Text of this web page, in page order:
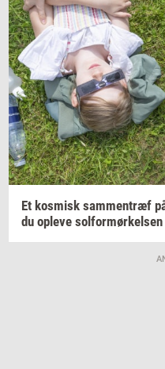
Et kos­misk sam­men­træf
du op­le­ve sol­for­mør­kel­sen